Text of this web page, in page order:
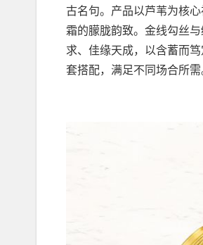
古名句。产品以芦苇为核
霜的朦胧韵致。金线勾丝
求、佳缘天成，以含蓄而
套搭配，满足不同场合所需